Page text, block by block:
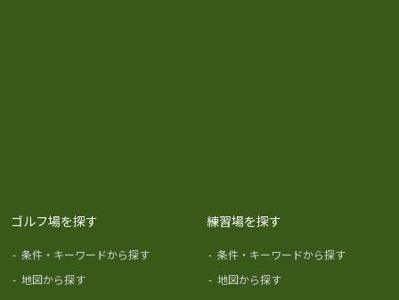
ゴルフ場を探す
- 条件・キーワードから探す
- 地図から探す
練習場を探す
- 条件・キーワードから探す
- 地図から探す